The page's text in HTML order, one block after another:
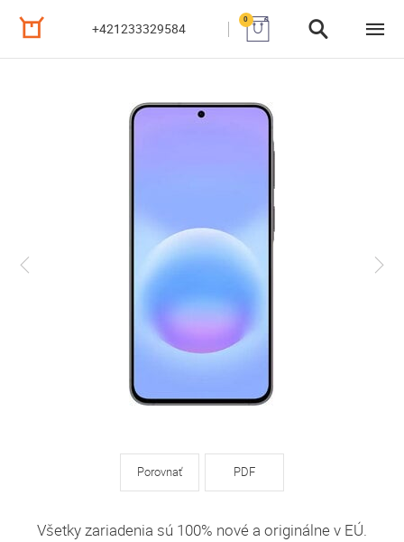
+421233329584
0
Porovnať PDF
Všetky zariadenia sú 100% nové a originálne v EÚ.